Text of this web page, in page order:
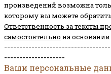
произведений возможна
которому вы можете
Ответственность за тексты
самостоятельно на основании
--------------------
Ваши персональные